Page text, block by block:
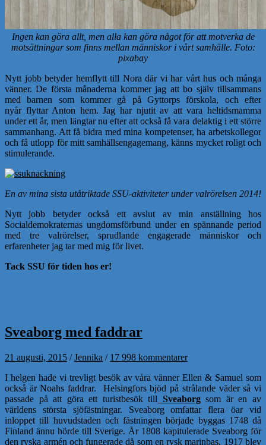
Ingen kan göra allt, men alla kan göra något för att motverka de
motsättningar som finns mellan människor i vårt samhälle. Foto:
pixabay
Nytt jobb betyder hemflytt till Nora där vi har vårt hus och många
vänner. De första månaderna kommer jag att bo själv tillsammans
med barnen som kommer gå på Gyttorps förskola, och efter
nyår flyttar Anton hem. Jag har njutit av att vara heltidsmamma
under ett år, men längtar nu efter att också få vara delaktig i ett större
sammanhang. Att få bidra med mina kompetenser, ha arbetskollegor
och få utlopp för mitt samhällsengagemang, känns mycket roligt och
stimulerande.
En av mina sista utåtriktade SSU-aktiviteter under valrörelsen 2014!
Nytt jobb betyder också ett avslut av min anställning hos
Socialdemokraternas ungdomsförbund under en spännande period
med tre valrörelser, sprudlande engagerade människor och
erfarenheter jag tar med mig för livet.
Tack SSU för tiden hos er!
Sveaborg med faddrar
21 augusti, 2015 /Jennika / 17 998 kommentarer
I helgen hade vi trevligt besök av våra vänner Ellen & Samuel som
också är Noahs faddrar. Helsingfors bjöd på strålande väder så vi
passade på att göra ett turistbesök till Sveaborgsom är en av
världens största sjöfästningar. Sveaborg omfattar flera öar vid
inloppet till huvudstaden och fästningen började byggas 1748 då
Finland ännu hörde till Sverige. År 1808 kapitulerade Sveaborg för
den ryska armén och fungerade då som en rysk marinbas. 1917 blev